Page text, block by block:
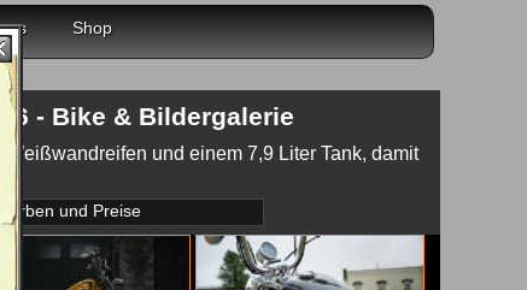
Shop
- Bike & Bildergalerie
und einem 7,9 Liter Tank, damit
Farben und Preise